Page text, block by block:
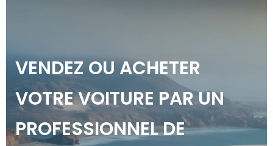
VENDEZ OU ACHETER
VOTRE VOITURE PAR UN
PROFESSIONNEL DE